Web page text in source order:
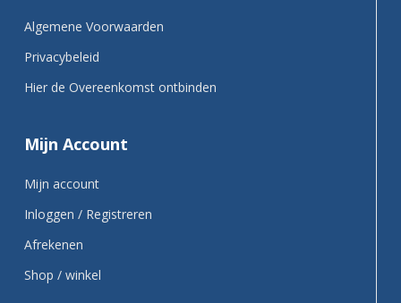
Algemene Voorwaarden
Privacybeleid
Hier de Overeenkomst ontbinden
Mijn Account
Mijn account
Inloggen / Registreren
Afrekenen
Shop / winkel